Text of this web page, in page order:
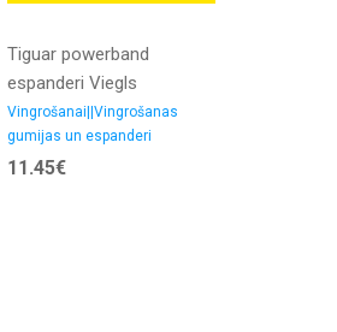
Tiguar powerband
espanderi Viegls
Vingrošanai||Vingrošanas
gumijas un espanderi
11.45€